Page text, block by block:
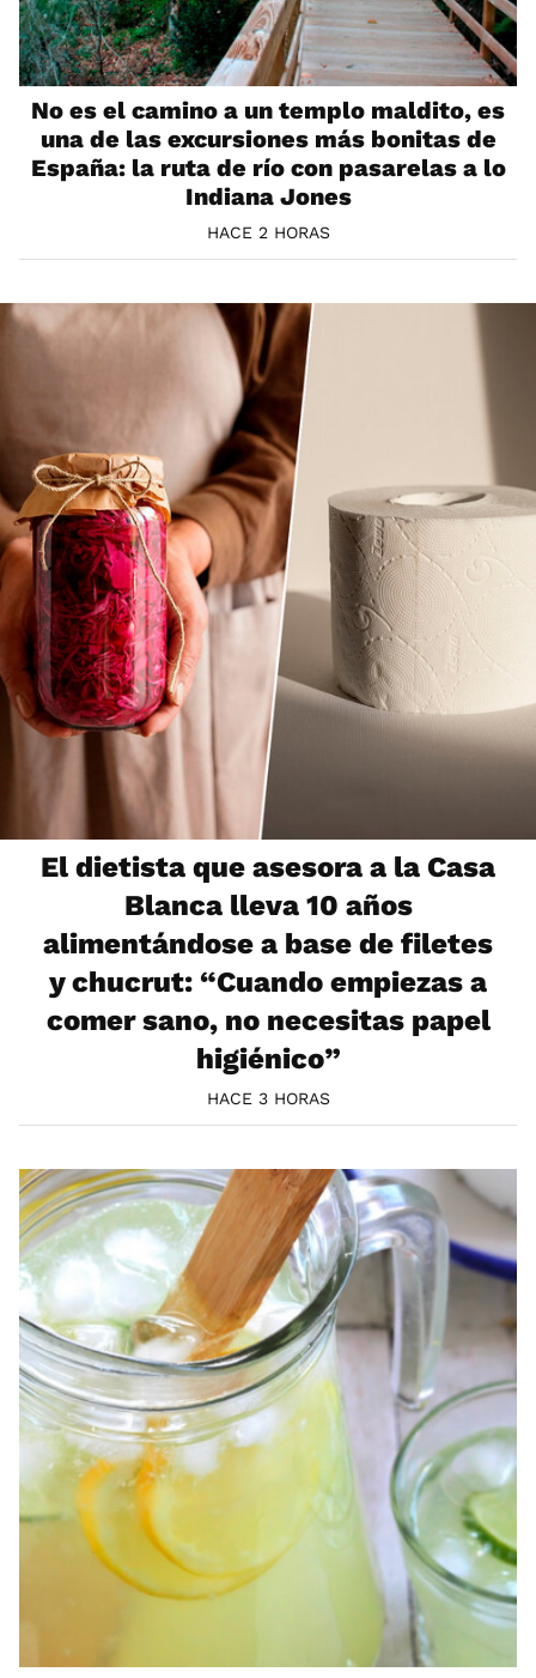
No es el camino a un templo maldito, es
una de las excursiones más bonitas de
España: la ruta de río con pasarelas a lo
Indiana Jones
HACE 2 HORAS
El dietista que asesora a la Casa
Blanca lleva 10 años
alimentándose a base de filetes
y chucrut: “Cuando empiezas a
comer sano, no necesitas papel
higiénico”
HACE 3 HORAS